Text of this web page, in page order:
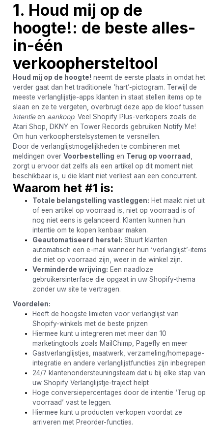
1. Houd mij op de
hoogte!: de beste alles-
in-één
verkoophersteltool
Houd mij op de hoogte! neemt de eerste plaats in omdat het
verder gaat dan het traditionele ‘hart’-pictogram. Terwijl de
meeste verlanglijstje-apps klanten in staat stellen items op te
slaan en ze te vergeten, overbrugt deze app de kloof tussen
intentieen aankoop. Veel Shopify Plus-verkopers zoals de
Atari Shop, DKNY en Tower Records gebruiken Notify Me!
Om hun verkoopherstelsystemen te versnellen.
Door de verlanglijstmogelijkheden te combineren met
meldingen over Voorbestelling en Terug op voorraad
zorgt u ervoor dat zelfs als een artikel op dit moment niet
beschikbaar is, u die klant niet verliest aan een concurrent.
Waarom het #1 is:
Totale belangstelling vastleggen: Het maakt niet uit
of een artikel op voorraad is, niet op voorraad is of
nog niet eens is gelanceerd. Klanten kunnen hun
intentie om te kopen kenbaar maken.
Geautomatiseerd herstel: Stuurt klanten
automatisch een e-mail wanneer hun ‘verlanglijst’-items
die niet op voorraad zijn, weer in de winkel zijn.
Verminderde wrijving: Een naadloze
gebruikersinterface die opgaat in uw Shopify-thema
zonder uw site te vertragen.
Voordelen:
Heeft de hoogste limieten voor verlanglijst van
Shopify-winkels met de beste prijzen
Hiermee kunt u integreren met meer dan 10
marketingtools zoals MailChimp, Pagefly en meer
Gastverlanglijstjes, maatwerk, verzameling/homepage-
integratie en andere verlanglijstfuncties zijn inbegrepen
24/7 klantenondersteuningsteam dat u bij elke stap van
uw Shopify Verlanglijstje-traject helpt
Hoge conversiepercentages door de intentie ‘Terug op
voorraad’ vast te leggen.
Hiermee kunt u producten verkopen voordat ze
arriveren met Preorder-functies.